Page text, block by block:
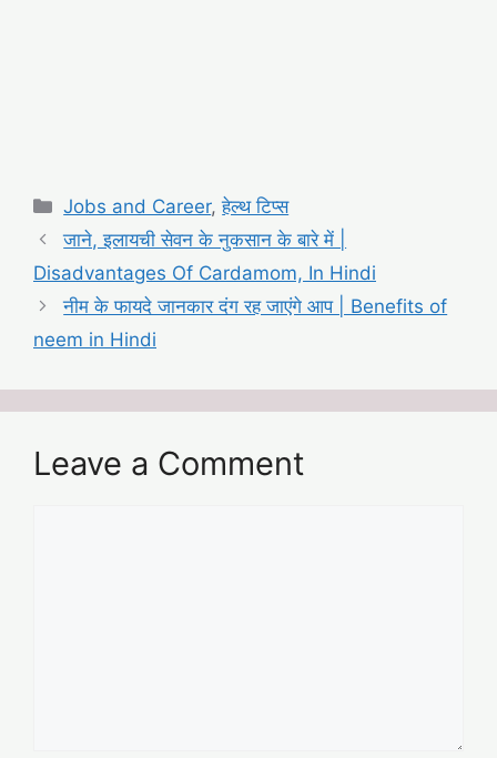
Categories
Jobs and Career,हेल्थ टिप्स
जाने, इलायची सेवन के नुकसान के बारे में |
Disadvantages Of Cardamom, In Hindi
नीम के फायदे जानकार दंग रह जाएंगे आप | Benefits of
neem in Hindi
Leave a Comment